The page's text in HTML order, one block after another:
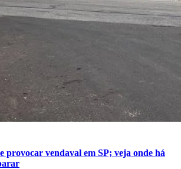
provocar vendaval em SP; veja onde há